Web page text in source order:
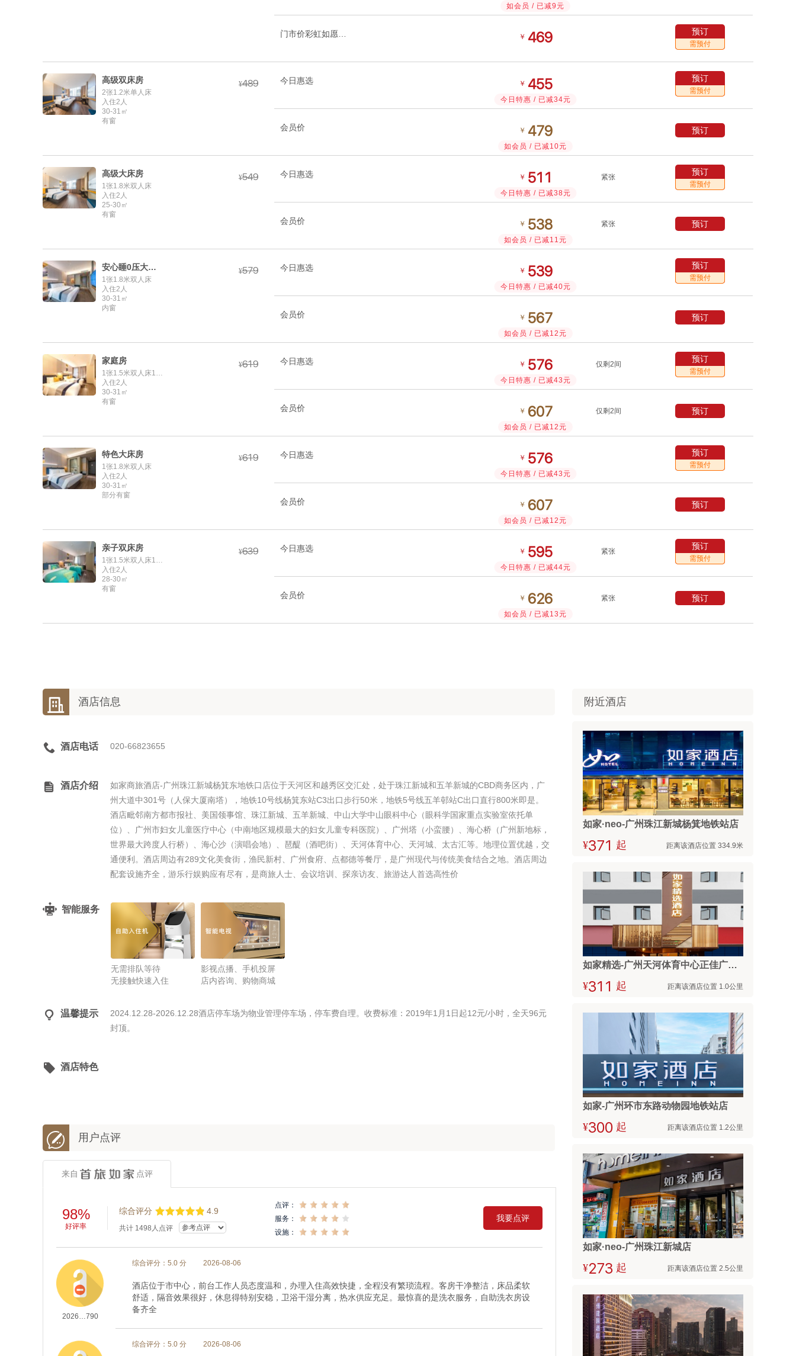
如会员 / 已减9元
￥ 
预订
需预付
高级双床房
2张1.2米单人床
入住2人
30-31㎡
有窗
¥ 今日惠选 ￥ 
今日特惠 / 已减34元
预订
需预付
会员价 ￥ 
如会员 / 已减10元
预订
高级大床房
1张1.8米双人床
入住2人
25-30㎡
有窗
¥ 今日惠选 ￥  
今日特惠 / 已减38元
紧张
预订
需预付
会员价 ￥ 
如会员 / 已减11元
紧张 预订
安心睡0压大床房
1张1.8米双人床
入住2人
30-31㎡
内窗
¥ 今日惠选 ￥ 
今日特惠 / 已减40元
预订
需预付
会员价 ￥ 
如会员 / 已减12元
预订
家庭房
1张1.5米双人床1张1.2米单人床
入住2人
30-31㎡
有窗
¥ 今日惠选 ￥ 
今日特惠 / 已减43元
仅剩2间
预订
需预付
会员价 ￥ 
如会员 / 已减12元
仅剩2间 预订
特色大床房
1张1.8米双人床
入住2人
30-31㎡
部分有窗
¥ 今日惠选 ￥ 
今日特惠 / 已减43元
预订
需预付
会员价 ￥ 
如会员 / 已减12元
预订
亲子双床房
1张1.5米双人床1张1.2米单人床
入住2人
28-30㎡
有窗
¥ 今日惠选 ￥ 
今日特惠 / 已减44元
紧张
预订
需预付
会员价 ￥ 
如会员 / 已减13元
紧张 预订
 酒店信息
 酒店电话 020-66823655
 酒店介绍
如家商旅酒店-广州珠江新城杨箕东地铁口店位于天河区和越秀区交汇处，处于珠江新城和五羊新城的CBD商务区内，广
州大道中301号（人保大厦南塔），地铁10号线杨箕东站C3出口步行50米，地铁5号线五羊邨站C出口直行800米即是。
酒店毗邻南方都市报社、美国领事馆、珠江新城、五羊新城、中山大学中山眼科中心（眼科学国家重点实验室依托单
位）、广州市妇女儿童医疗中心（中南地区规模最大的妇女儿童专科医院）、广州塔（小蛮腰）、海心桥（广州新地标，
世界最大跨度人行桥）、海心沙（演唱会地）、琶醍（酒吧街）、天河体育中心、天河城、太古汇等。地理位置优越，交
通便利。酒店周边有289文化美食街，渔民新村、广州食府、点都德等餐厅，是广州现代与传统美食结合之地。酒店周边
配套设施齐全，游乐行娱购应有尽有，是商旅人士、会议培训、探亲访友、旅游达人首选高性价
智能服务
无需排队等待
无接触快速入住
影视点播、手机投屏
店内咨询、购物商城
 温馨提示
2024.12.28-2026.12.28酒店停车场为物业管理停车场，停车费自理。收费标准：2019年1月1日起12元/小时，全天96元
封顶。
 酒店特色
 用户点评
来自 点评
98%
好评率
综合评分 4.9
共计 1498 人点评
点评：
服务：
设施：
我要点评
2026…790
综合评分：5.0 分 2026-08-06
酒店位于市中心，前台工作人员态度温和，办理入住高效快捷，全程没有繁琐流程。客房干净整洁，床品柔软
舒适，隔音效果很好，休息得特别安稳，卫浴干湿分离，热水供应充足。最惊喜的是洗衣服务，自助洗衣房设
备齐全
综合评分：5.0 分 2026-08-06
附近酒店
如家·neo-广州珠江新城杨箕地铁站店
¥  起 距离该酒店位置 334.9米
如家精选-广州天河体育中心正佳广场店
¥  起 距离该酒店位置 1.0公里
如家-广州环市东路动物园地铁站店
¥ 起 距离该酒店位置 1.2公里
如家·neo-广州珠江新城店
¥  起 距离该酒店位置 2.5公里